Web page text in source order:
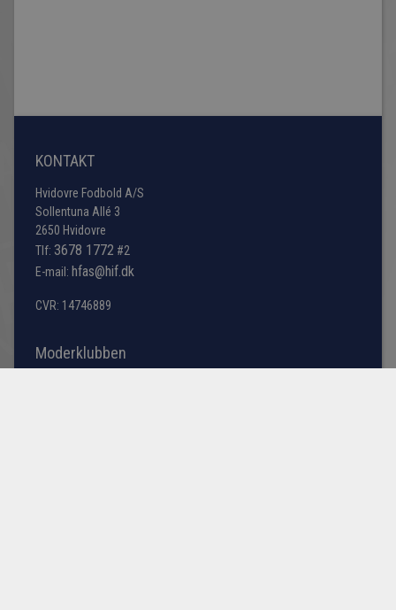
KONTAKT
Hvidovre Fodbold A/S
Sollentuna Allé 3
2650 Hvidovre
Tlf: 3678 1772 #2
E-mail: hfas@hif.dk
CVR: 14746889
Moderklubben